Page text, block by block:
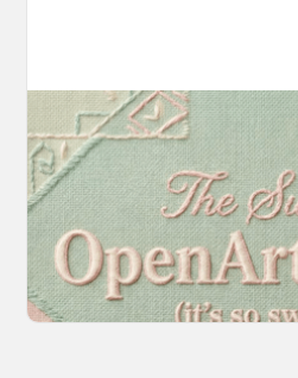
Introducing OpenArt
Without the Chaos
Every tool you need,
fundamentally
creation experience so
moves as fast as your
March 20, 2026